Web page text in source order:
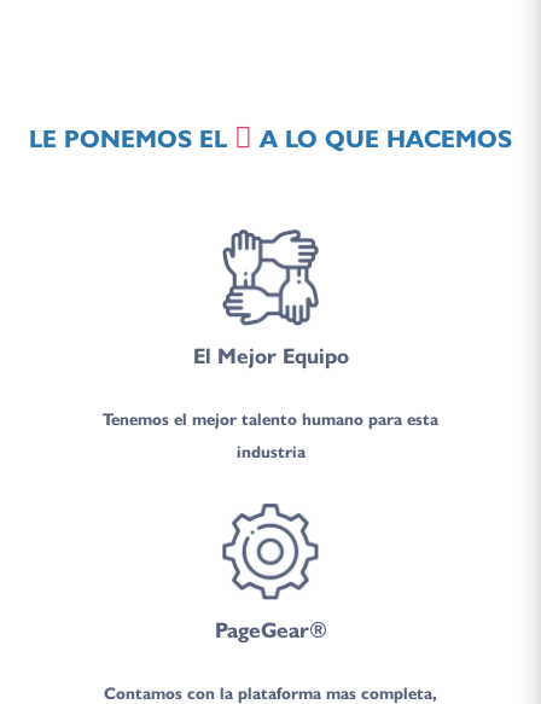
LE PONEMOS EL A LO QUE HACEMOS
El Mejor Equipo
Tenemos el mejor talento humano para esta
industria
PageGear®
Contamos con la plataforma mas completa,